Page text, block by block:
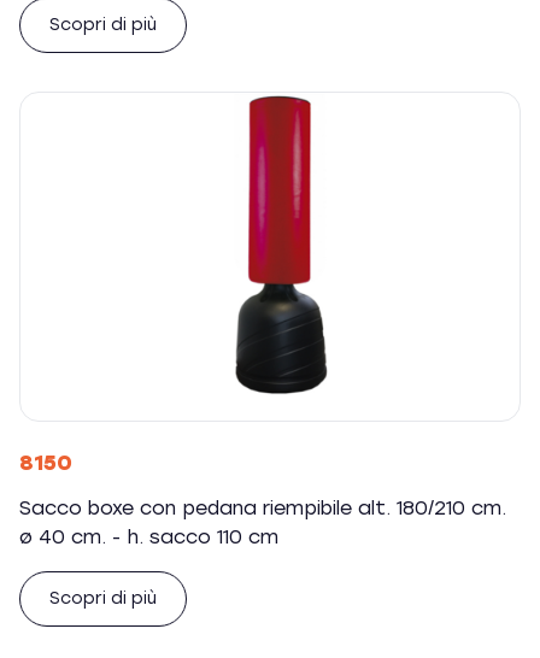
Scopri di più
8150
Sacco boxe con pedana riempibile alt. 180/210 cm.
ø 40 cm. - h. sacco 110 cm
Scopri di più